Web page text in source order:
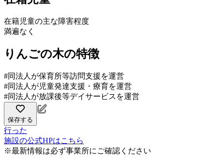
在籍児童の主な障害程度
満遍なく
りんごの木の特徴
#同法人が保育所等訪問支援を運営
#同法人が児童発達支援・療育を運営
#同法人が放課後等デイサービスを運営
保存する
行った
施設の公式HPはこちら
※最新情報は必ず事業所にご確認ください